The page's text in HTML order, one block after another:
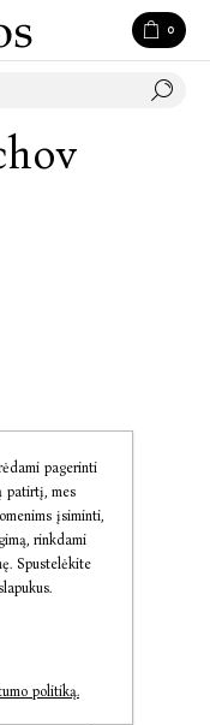
0
pagerinti
patirtį, mes
įsiminti,
rinkdami
Spustelėkite
politiką.